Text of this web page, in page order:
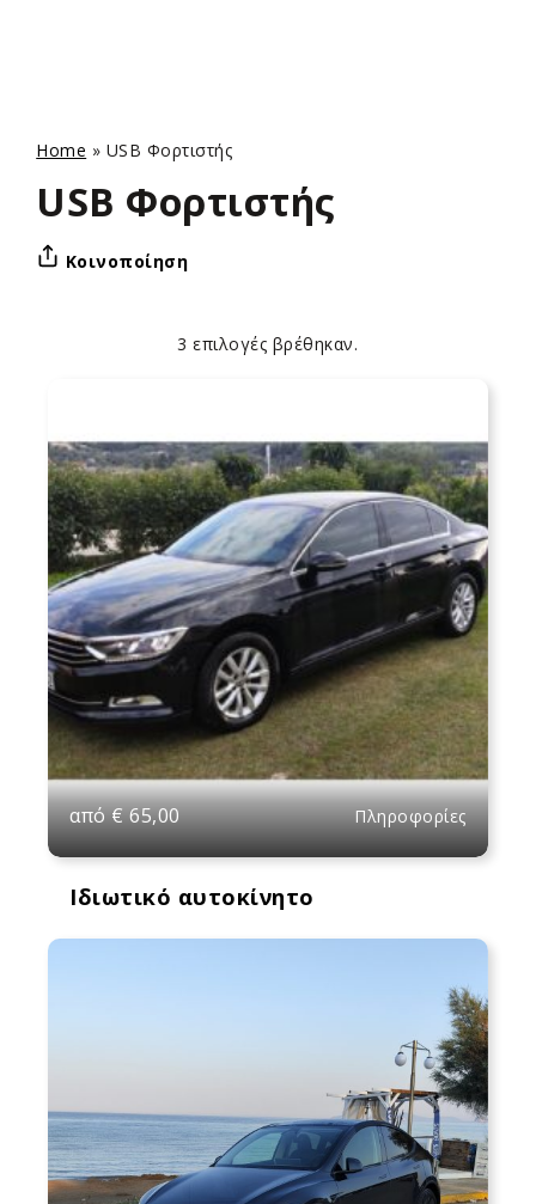
Home » USB Φορτιστής
USB Φορτιστής
Κοινοποίηση
3 επιλογές βρέθηκαν.
από € 65,00 Πληροφορίες
Ιδιωτικό αυτοκίνητο